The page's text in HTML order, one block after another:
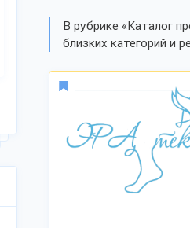
В рубрике «Каталог
близких категорий и